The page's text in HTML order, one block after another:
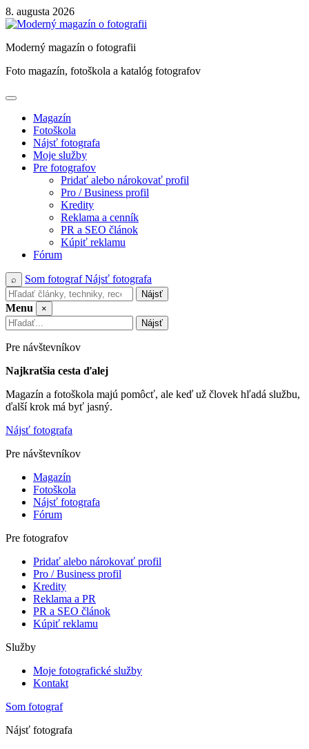
Skip
to
8. augusta 2026
Moderný magazín o fotografii
Foto magazín, fotoškola a katalóg fotografov
Magazín
Fotoškola
Nájsť fotografa
Moje služby
Pre fotografov
Pridať alebo nárokovať profil
Pro / Business profil
Kredity
Reklama a cenník
PR a SEO článok
Kúpiť reklamu
Fórum
⌕ Som fotografNájsť fotografa
Nájsť
Menu
×
Nájsť
Pre návštevníkov
Najkratšia cesta ďalej
Magazín a fotoškola majú pomôcť, ale keď už človek hľadá službu,
ďalší krok má byť jasný.
Nájsť fotografa
Pre návštevníkov
Magazín
Fotoškola
Nájsť fotografa
Fórum
Pre fotografov
Pridať alebo nárokovať profil
Pro / Business profil
Kredity
Reklama a PR
PR a SEO článok
Kúpiť reklamu
Služby
Moje fotografické služby
Kontakt
Som fotograf
Nájsť fotografa